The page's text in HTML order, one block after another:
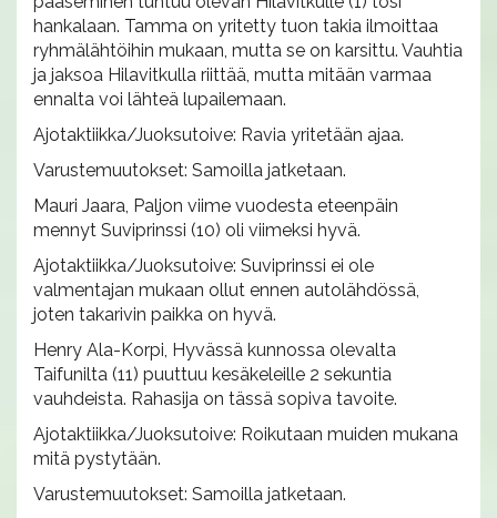
hankalaan. Tamma on yritetty tuon takia ilmoittaa
ryhmälähtöihin mukaan, mutta se on karsittu. Vauhtia
ja jaksoa Hilavitkulla riittää, mutta mitään varmaa
ennalta voi lähteä lupailemaan.
Ajotaktiikka/Juoksutoive: Ravia yritetään ajaa.
Varustemuutokset: Samoilla jatketaan.
Mauri Jaara, Paljon viime vuodesta eteenpäin
mennyt Suviprinssi (10) oli viimeksi hyvä.
Ajotaktiikka/Juoksutoive: Suviprinssi ei ole
valmentajan mukaan ollut ennen autolähdössä,
joten takarivin paikka on hyvä.
Henry Ala-Korpi, Hyvässä kunnossa olevalta
Taifunilta (11) puuttuu kesäkeleille 2 sekuntia
vauhdeista. Rahasija on tässä sopiva tavoite.
Ajotaktiikka/Juoksutoive: Roikutaan muiden mukana
mitä pystytään.
Varustemuutokset: Samoilla jatketaan.